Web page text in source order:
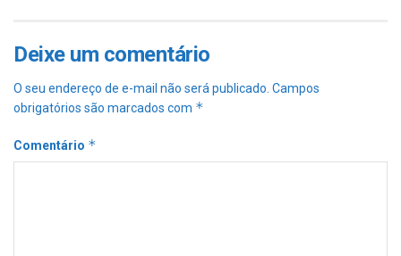
Deixe um comentário
O seu endereço de e-mail não será publicado. Campos
obrigatórios são marcados com *
Comentário *